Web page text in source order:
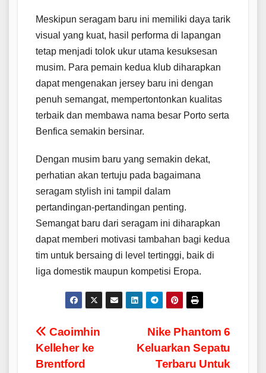
Meskipun seragam baru ini memiliki daya tarik
visual yang kuat, hasil performa di lapangan
tetap menjadi tolok ukur utama kesuksesan
musim. Para pemain kedua klub diharapkan
dapat mengenakan jersey baru ini dengan
penuh semangat, mempertontonkan kualitas
terbaik dan membawa nama besar Porto serta
Benfica semakin bersinar.
Dengan musim baru yang semakin dekat,
perhatian akan tertuju pada bagaimana
seragam stylish ini tampil dalam
pertandingan-pertandingan penting.
Semangat baru dari seragam ini diharapkan
dapat memberi motivasi tambahan bagi kedua
tim untuk bersaing di level tertinggi, baik di
liga domestik maupun kompetisi Eropa.
Post
navigation
Nike Phantom 6
Keluarkan Sepatu
Terbaru Untuk
Caoimhin
Kelleher ke
Brentford